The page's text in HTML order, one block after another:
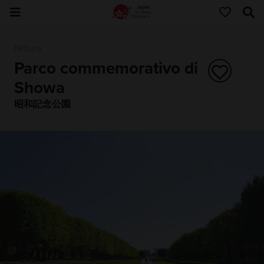
Parco commemorativo di
Showa
昭和記念公園